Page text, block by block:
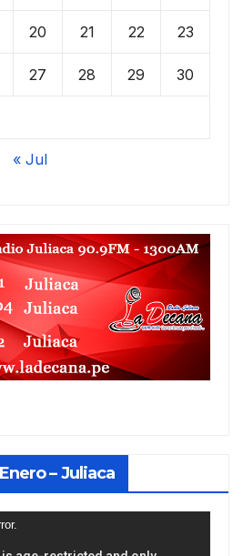
20 21 22 23
27 28 29 30
« Jul
– Juliaca